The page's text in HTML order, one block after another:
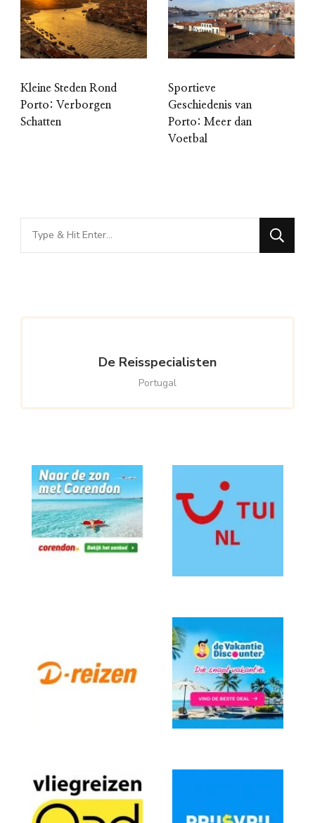
Kleine Steden Rond
Porto: Verborgen
Schatten
Sportieve
Geschiedenis van
Porto: Meer dan
Voetbal
Looking
for
De Reisspecialisten
Portugal